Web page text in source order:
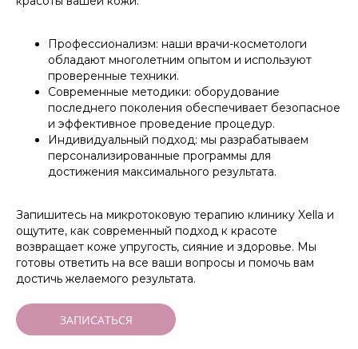
Профессионализм: наши врачи-косметологи
обладают многолетним опытом и используют
проверенные техники.
Современные методики: оборудование
последнего поколения обеспечивает безопасное
и эффективное проведение процедур.
Индивидуальный подход: мы разрабатываем
персонализированные программы для
достижения максимального результата.
Запишитесь на микротоковую терапию клинику Xella и
ощутите, как современный подход к красоте
возвращает коже упругость, сияние и здоровье. Мы
готовы ответить на все ваши вопросы и помочь вам
достичь желаемого результата.
ЗАПИСАТЬСЯ
+7 (499) 110-54-29
info@xella.clinic
Печатников переулок, 12
Сертификаты